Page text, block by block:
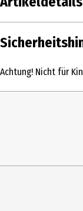
Inhalt
Achtung! Nicht für